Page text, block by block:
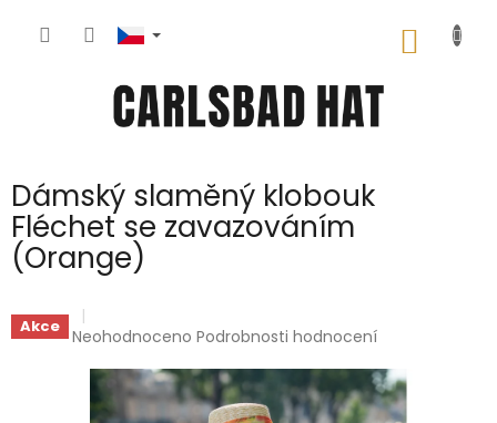
Dámský slaměný klobouk
Fléchet se zavazováním
(Orange)
Akce Průměrné
produktu
Neohodnoceno Podrobnosti hodnocení